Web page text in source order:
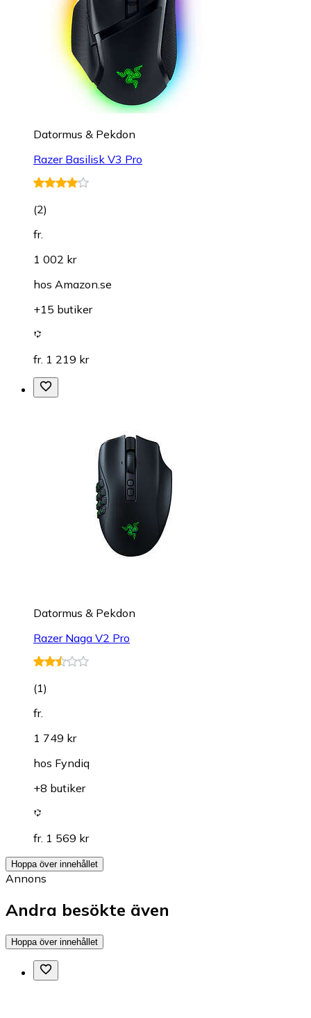
Datormus & Pekdon
Razer Basilisk V3 Pro
(2)
fr.
1 002 kr
hos Amazon.se
+15 butiker
fr. 1 219 kr
Datormus & Pekdon
Razer Naga V2 Pro
(1)
fr.
1 749 kr
hos Fyndiq
+8 butiker
fr. 1 569 kr
Hoppa över innehållet
Annons
Andra besökte även
Hoppa över innehållet